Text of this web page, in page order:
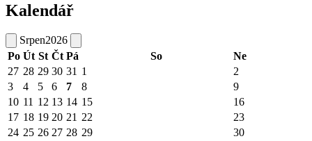
Kalendář
Srpen2026
Po Út St Čt Pá So
Ne
27 28 29 30 31 1
2
3
4 5 6 7 8
9
10 11 12 13 14 15
16
17 18 19 20 21 22
23
24 25 26 27 28 29 30